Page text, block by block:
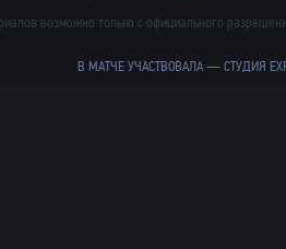
возможно только с официального
В МАТЧЕ УЧАСТВОВАЛА —СТУДИЯ